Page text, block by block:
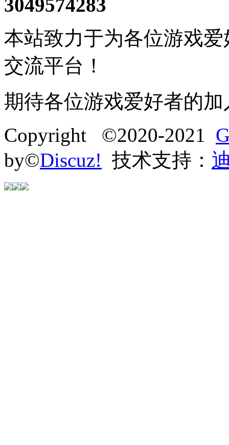
3049574283
本站致力于为各位游戏
交流平台！
期待各位游戏爱好者的加
Copyright ©2020-2021
by©Discuz! 技术支持：